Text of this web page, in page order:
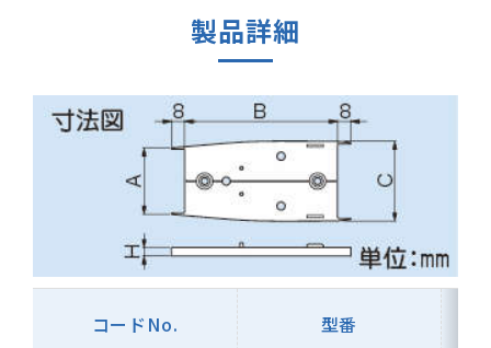
製品詳細
コードNo. 型番